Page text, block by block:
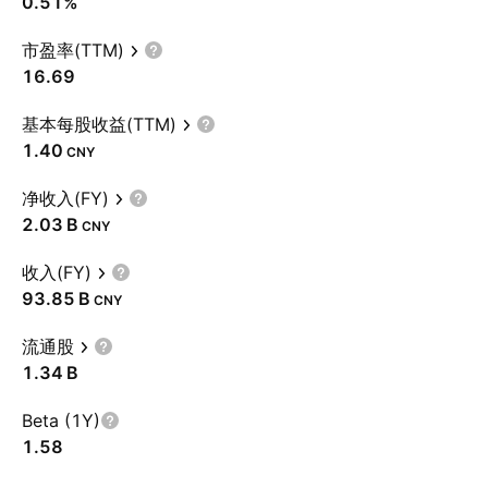
市盈率(TTM)
16.69
基本每股收益(TTM)
1.40 CNY
净收入(FY)
‪2.03 B‬ CNY
收入(FY)
‪93.85 B‬ CNY
流通股
‪1.34 B‬
Beta (1Y)
1.58